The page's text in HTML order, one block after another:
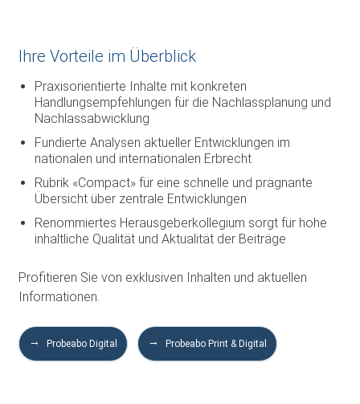
Ihre Vorteile im Überblick
Praxisorientierte Inhalte mit konkreten
Handlungsempfehlungen für die Nachlassplanung und
Nachlassabwicklung
Fundierte Analysen aktueller Entwicklungen im
nationalen und internationalen Erbrecht
Rubrik «Compact» für eine schnelle und prägnante
Übersicht über zentrale Entwicklungen
Renommiertes Herausgeberkollegium sorgt für hohe
inhaltliche Qualität und Aktualität der Beiträge
Profitieren Sie von exklusiven Inhalten und aktuellen
Informationen.
Probeabo Digital Probeabo Print & Digital